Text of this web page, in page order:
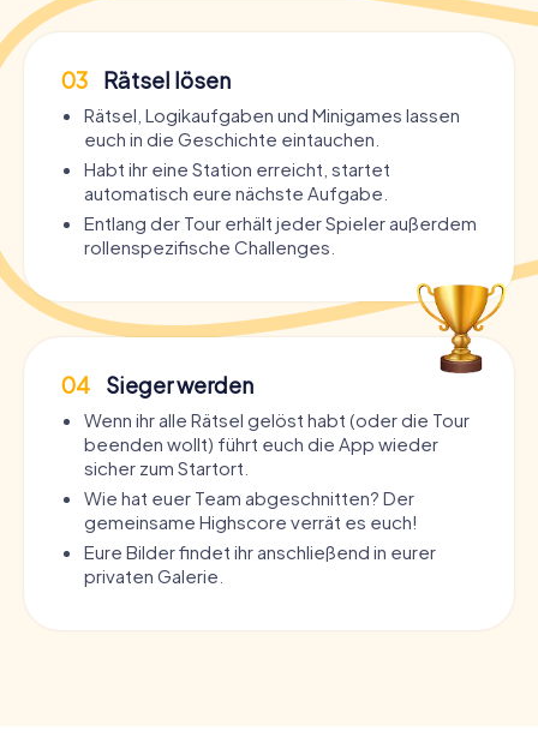
03 Rätsel lösen
Rätsel, Logikaufgaben und Minigames lassen
euch in die Geschichte eintauchen.
Habt ihr eine Station erreicht, startet
automatisch eure nächste Aufgabe.
Entlang der Tour erhält jeder Spieler außerdem
rollenspezifische Challenges.
04 Sieger werden
Wenn ihr alle Rätsel gelöst habt (oder die Tour
beenden wollt) führt euch die App wieder
sicher zum Startort.
Wie hat euer Team abgeschnitten? Der
gemeinsame Highscore verrät es euch!
Eure Bilder findet ihr anschließend in eurer
privaten Galerie.